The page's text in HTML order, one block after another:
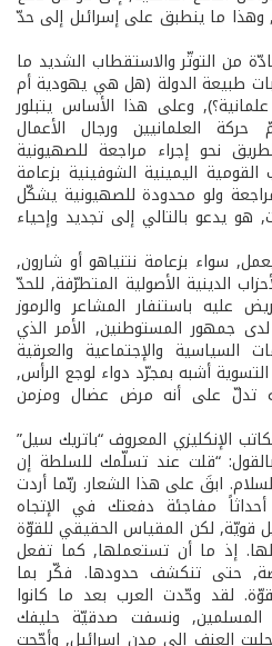
وهذا ما ينطبق على إسرائىل إلى حدّ
من التوتّر والاستقطاب الشديد ما
طبيعة الدولة (هل هي يهودية أم
وعلى هذا الأساس يتبلور
العلمانيين ورجال الأعمال
نحو إجراء مراجعة للصهيونية
القومية اليمينية الشوفينية بزعامة
ولو محدودة للصهيونية يشكّل
هو يدعو بالتالي إلى تجديد وإحياء
سواء بزعامة نتنياهو أو شارون,
الدينية الأصولية المتطرّفة, للحدّ
عليه باستنفار المشاعر والرموز
لدى جمهور المستوطنين, الأمر الذي
والإجتماعية والعرقية
أشبه بمجرّد دواء لوجع الرأس,
تدلّ على أنه مرض عضال ومزمن
الإنكليزي المعروف “باتريك سيل”
“قلت عند تسلّمك للسلطة إن
ابقَ على هذا الشعار. ربّما أردت
مفاجئة دفعتك في الإتجاه
قويّة, لكن المقياس الحقيقي للقوّة
إذ ما أن تستعملها, كما تفعل
حتى تنكشف حدودها. فكّر بما
لقد وحّدت العرب بعد ما كانوا
ونسفت صدقيّة حليفك
العنف إلى مدن إسرائيل, وأجّجت